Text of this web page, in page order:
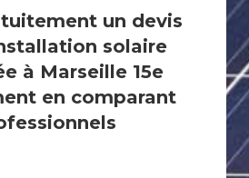
un devis
solaire
à Marseille 15e
en comparant